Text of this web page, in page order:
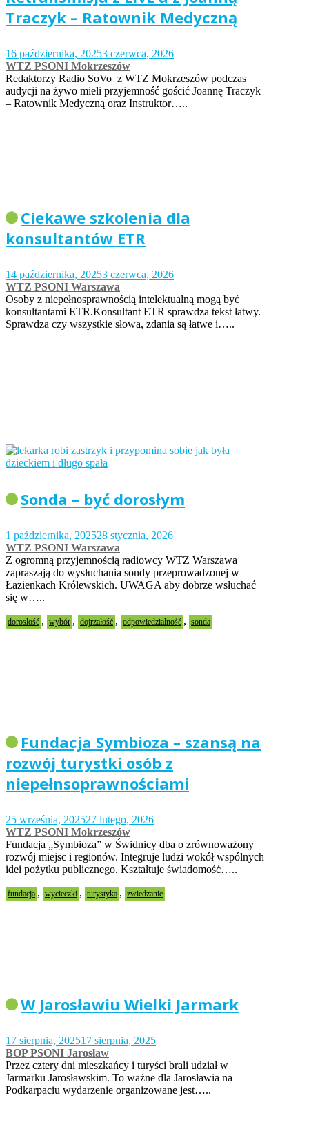
Traczyk – Ratownik Medyczną
16 października, 20253 czerwca, 2026
WTZ PSONI Mokrzeszów
Redaktorzy Radio SoVo z WTZ Mokrzeszów podczas
audycji na żywo mieli przyjemność gościć Joannę Traczyk
– Ratownik Medyczną oraz Instruktor…..
Ciekawe szkolenia dla
konsultantów ETR
14 października, 20253 czerwca, 2026
WTZ PSONI Warszawa
Osoby z niepełnosprawnością intelektualną mogą być
konsultantami ETR.Konsultant ETR sprawdza tekst łatwy.
Sprawdza czy wszystkie słowa, zdania są łatwe i…..
Sonda – być dorosłym
1 października, 202528 stycznia, 2026
WTZ PSONI Warszawa
Z ogromną przyjemnością radiowcy WTZ Warszawa
zapraszają do wysłuchania sondy przeprowadzonej w
Łazienkach Królewskich. UWAGA aby dobrze wsłuchać
się w…..
dorosłość , wybór , dojrzałość , odpowiedzialność , sonda
Fundacja Symbioza – szansą na
rozwój turystki osób z
niepełnsoprawnościami
25 września, 202527 lutego, 2026
WTZ PSONI Mokrzeszów
Fundacja „Symbioza” w Świdnicy dba o zrównoważony
rozwój miejsc i regionów. Integruje ludzi wokół wspólnych
idei pożytku publicznego. Kształtuje świadomość…..
fundacja , wycieczki , turystyka , zwiedzanie
W Jarosławiu Wielki Jarmark
17 sierpnia, 202517 sierpnia, 2025
BOP PSONI Jarosław
Przez cztery dni mieszkańcy i turyści brali udział w
Jarmarku Jarosławskim. To ważne dla Jarosławia na
Podkarpaciu wydarzenie organizowane jest…..